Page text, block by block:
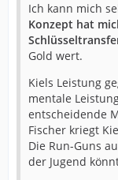
Ich kann mich
Konzept hat
Gold wert.
Kiels Leistung
mentale
entscheidende
Fischer kriegt
Die Run-Guns
der Jugend